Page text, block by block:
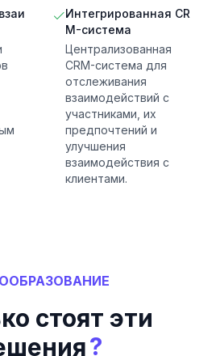
Интегрированная CR
M-система
Централизованная
CRM-система для
отслеживания
взаимодействий с
участниками, их
предпочтений и
улучшения
взаимодействия с
клиентами.
стоят эти
?